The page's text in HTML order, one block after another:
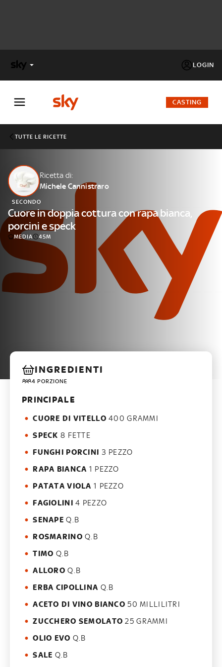
LOGIN
FACTOR
Cos’altro vedere:
PROGRAMMI SKY
Un mondo di offerte:
SKY.IT
NOW
CASTING
TUTTE LE RICETTE
Ricetta di:
Michele Cannistraro
SECONDO
Cuore in doppia cottura con rapa bianca,
porcini e speck
MEDIA 45M
INGREDIENTI
4 PORZIONE
PRINCIPALE
CUORE DI VITELLO 400 GRAMMI
SPECK 8 FETTE
FUNGHI PORCINI 3 PEZZO
RAPA BIANCA 1 PEZZO
PATATA VIOLA 1 PEZZO
FAGIOLINI 4 PEZZO
SENAPE Q.B
ROSMARINO Q.B
TIMO Q.B
ALLORO Q.B
ERBA CIPOLLINA Q.B
ACETO DI VINO BIANCO 50 MILLILITRI
ZUCCHERO SEMOLATO 25 GRAMMI
OLIO EVO Q.B
SALE Q.B